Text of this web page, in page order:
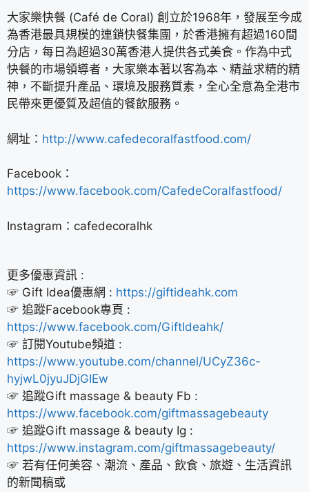
大家樂快餐 (Café de Coral) 創立於1968年，發展至今成
為香港最具規模的連鎖快餐集團，於香港擁有超過160間
分店，每日為超過30萬香港人提供各式美食。作為中式
快餐的市場領導者，大家樂本著以客為本、精益求精的精
神，不斷提升產品、環境及服務質素，全心全意為全港市
民帶來更優質及超值的餐飲服務。
網址： http://www.cafedecoralfastfood.com/
Facebook：
https://www.facebook.com/CafedeCoralfastfood/
Instagram：cafedecoralhk
更多優惠資訊 :
☞ Gift Idea優惠網 : https://giftideahk.com
☞ 追蹤Facebook專頁 :
https://www.facebook.com/GiftIdeahk/
☞ 訂閱Youtube頻道 :
https://www.youtube.com/channel/UCyZ36c-
hyjwL0jyuJDjGIEw
☞ 追蹤Gift massage & beauty Fb :
https://www.facebook.com/giftmassagebeauty
☞ 追蹤Gift massage & beauty Ig :
https://www.instagram.com/giftmassagebeauty/
☞ 若有任何美容、潮流、產品、飲食、旅遊、生活資訊
的新聞稿或